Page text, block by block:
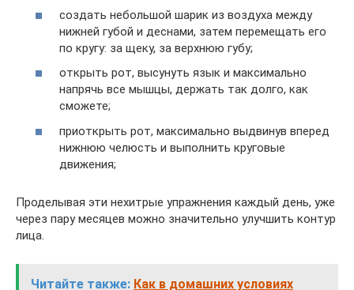
создать небольшой шарик из воздуха между
нижней губой и деснами, затем перемещать его
по кругу: за щеку, за верхнюю губу;
открыть рот, высунуть язык и максимально
напрячь все мышцы, держать так долго, как
сможете;
приоткрыть рот, максимально выдвинув вперед
нижнюю челюсть и выполнить круговые
движения;
Проделывая эти нехитрые упражнения каждый день, уже
через пару месяцев можно значительно улучшить контур
лица.
Читайте также: Как в домашних условиях